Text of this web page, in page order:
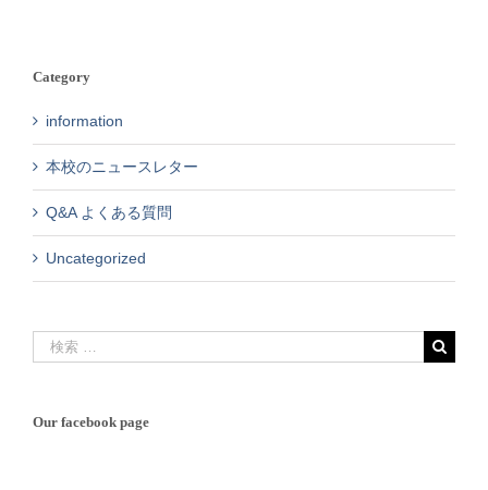
Category
information
本校のニュースレター
Q&A よくある質問
Uncategorized
索
Our facebook page